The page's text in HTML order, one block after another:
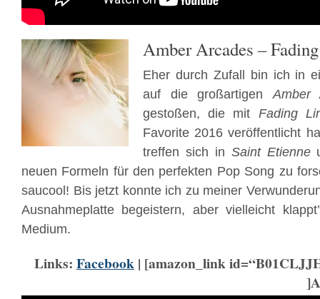
Amber Arcades –
Eher durch Zufall bin ich in
auf die großartigenAmber
gestoßen, die mit Fading
Favorite 2016 veröffentlicht
treffen sich in Saint Etienne
neuen Formeln für den perfekten Pop Song zu
saucool! Bis jetzt konnte ich zu meiner
Ausnahmeplatte begeistern, aber vielleicht
Medium.
Links: Facebook | [amazon_link